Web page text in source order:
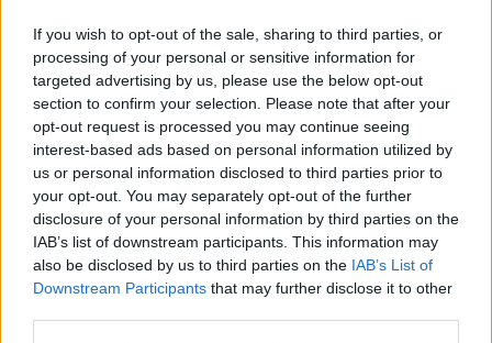
If you wish to opt-out of the sale, sharing to third parties, or
processing of your personal or sensitive information for
targeted advertising by us, please use the below opt-out
section to confirm your selection. Please note that after your
opt-out request is processed you may continue seeing
interest-based ads based on personal information utilized by
us or personal information disclosed to third parties prior to
your opt-out. You may separately opt-out of the further
disclosure of your personal information by third parties on the
IAB’s list of downstream participants. This information may
also be disclosed by us to third parties on the IAB’s List of
Downstream Participants that may further disclose it to other
Új gyalogosátkelők és jelzőlámpás
csomópont épül Angyalföldön
Másfélszeresére bővítik
Hódmezővásárhely jó hírű református
iskoláját
AJÁNLJUK MÉG